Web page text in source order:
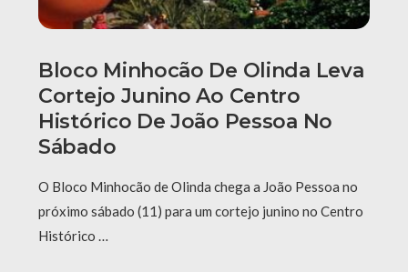
Bloco Minhocão De Olinda Leva
Cortejo Junino Ao Centro
Histórico De João Pessoa No
Sábado
O Bloco Minhocão de Olinda chega a João Pessoa no
próximo sábado (11) para um cortejo junino no Centro
Histórico …